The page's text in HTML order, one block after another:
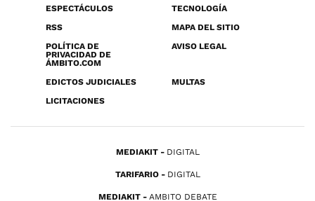
ESPECTÁCULOS
TECNOLOGÍA
RSS
MAPA DEL SITIO
POLÍTICA DE
PRIVACIDAD DE
ÁMBITO.COM
AVISO LEGAL
EDICTOS JUDICIALES
MULTAS
LICITACIONES
MEDIAKIT DIGITAL
TARIFARIO DIGITAL
MEDIAKIT AMBITO DEBATE